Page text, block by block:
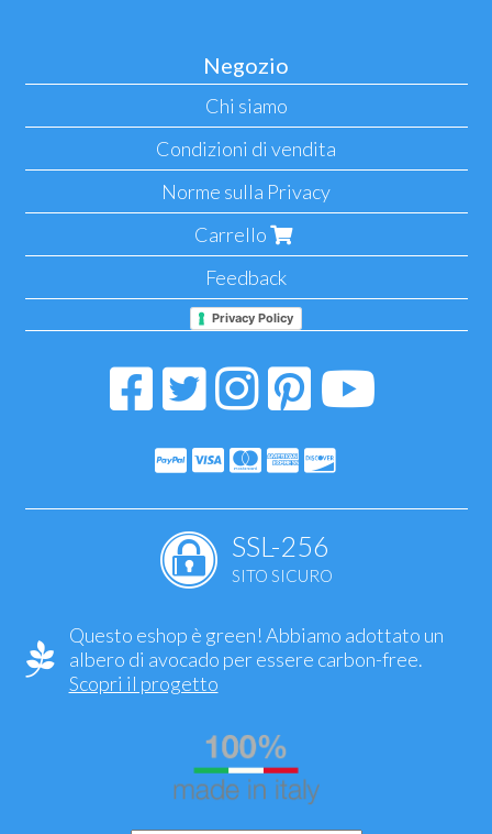
Negozio
Chi siamo
Condizioni di vendita
Norme sulla Privacy
Carrello
Feedback
Privacy Policy
SSL-256
SITO SICURO
Questo eshop è green! Abbiamo adottato un
albero di avocado per essere carbon-free.
Scopri il progetto